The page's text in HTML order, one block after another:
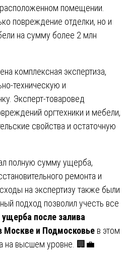
помещении.
повреждение отделки, но и
на сумму более 2 млн
комплексная экспертиза,
техническую и
Эксперт-товаровед
оргтехники и мебели,
свойства и остаточную
полную сумму ущерба,
ремонта и
на экспертизу также были
подход позволил учесть все
после залива
Москве и Подмосковье в этом
на высшем уровне. 🏢💼